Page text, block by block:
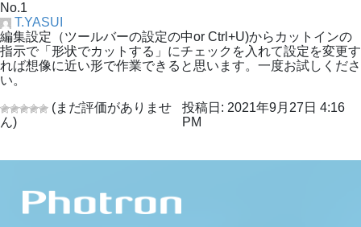
No.1
T.YASUI
編集設定（ツールバーの設定の中or Ctrl+U)からカットインの
指示で「形状でカットする」にチェックを入れて設定を変更す
れば想像に近い形で作業できると思います。一度お試しくださ
い。
(まだ評価がありませ
ん)
投稿日: 2021年9月27日 4:16
PM